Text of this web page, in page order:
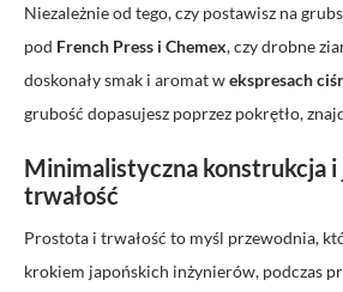
Niezależnie od tego, czy postawisz na
pod French Press i Chemex, czydrobne
doskonały smak i aromat wekspresach
grubość dopasujesz poprzez pokrętło,
Minimalistyczna konstrukcja i
trwałość
Prostota i trwałość to myśl przewodnia,
krokiem japońskich inżynierów, podczas